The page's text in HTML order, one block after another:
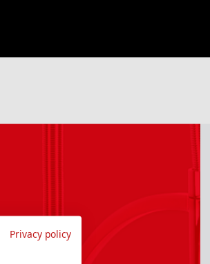
Privacy policy